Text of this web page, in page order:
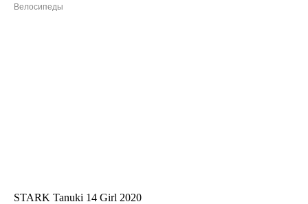
Велосипеды
STARK Tanuki 14 Girl 2020